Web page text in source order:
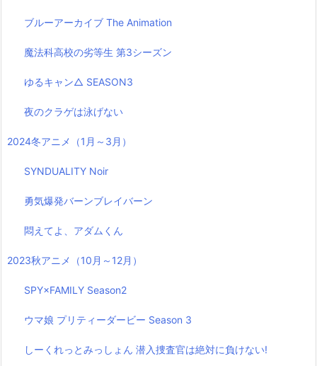
ブルーアーカイブ The Animation
魔法科高校の劣等生 第3シーズン
ゆるキャン△ SEASON3
夜のクラゲは泳げない
2024冬アニメ（1月～3月）
SYNDUALITY Noir
勇気爆発バーンブレイバーン
悶えてよ、アダムくん
2023秋アニメ（10月～12月）
SPY×FAMILY Season2
ウマ娘 プリティーダービー Season 3
しーくれっとみっしょん 潜入捜査官は絶対に負けない!